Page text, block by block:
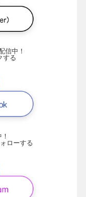
信中！
する
ローする